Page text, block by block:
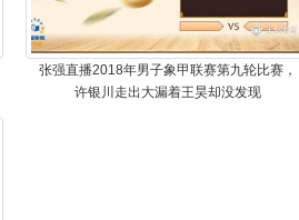
张强直播2018年男子象甲联赛第九轮比赛，
许银川走出大漏着王昊却没发现